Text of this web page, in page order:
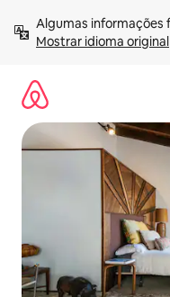
para
Mostrar idioma original